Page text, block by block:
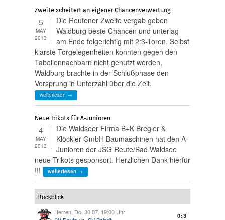
Zweite scheitert an eigener Chancenverwertung
5
MAY
2013
Die Reutener Zweite vergab geben
Waldburg beste Chancen und unterlag
am Ende folgerichtig mit 2:3-Toren. Selbst
klarste Torgelegenheiten konnten gegen den
Tabellennachbarn nicht genutzt werden,
Waldburg brachte in der Schlußphase den
Vorsprung in Unterzahl über die Zeit.
weiterlesen →
Neue Trikots für A-Junioren
4
MAY
2013
Die Waldseer Firma B+K Bregler &
Klöckler GmbH Baumaschinen hat den A-
Junioren der JSG Reute/Bad Waldsee
neue Trikots gesponsort. Herzlichen Dank hierfür
!!!
weiterlesen →
Rückblick
Herren, Do. 30.07. 19:00 Uhr
0:3